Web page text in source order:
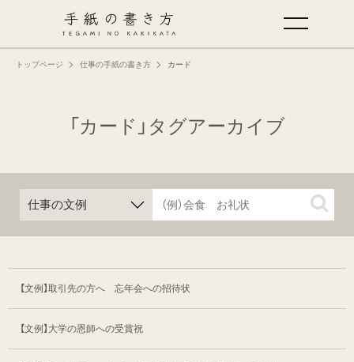
トップページ 仕事の手紙の書き方 カード
「カード」タグアーカイブ
【文例】取引先の方へ 忘年会への招待状
【文例】大学の恩師への受賞祝
手紙の基本
仕事の手紙の書き方
特集
ミドリオフィシャルサイト